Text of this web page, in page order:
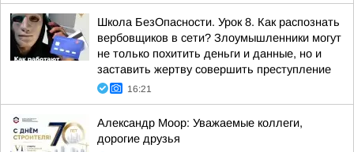
Школа БезОпасности. Урок 8. Как распознать
вербовщиков в сети? Злоумышленники могут
не только похитить деньги и данные, но и
заставить жертву совершить преступление
16:21
Александр Моор: Уважаемые коллеги,
дорогие друзья